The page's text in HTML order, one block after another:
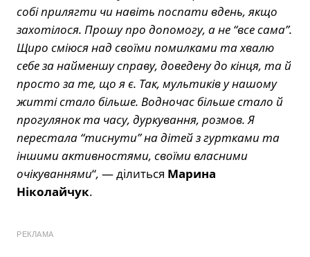
собі прилягти чи навіть поспати вдень, якщо
захотілося. Прошу про допомогу, а не “все сама”.
Щиро сміюся над своїми помилками та хвалю
себе за найменшу справу, доведену до кінця, та й
просто за те, що я є. Так, мультиків у нашому
житті стало більше. Водночас більше стало й
прогулянок та часу, дуркування, розмов. Я
перестала “тиснути” на дітей з гуртками та
іншими активностями, своїми власними
очікуваннями“, — ділиться Марина
Ніколайчук.
РЕКЛАМА